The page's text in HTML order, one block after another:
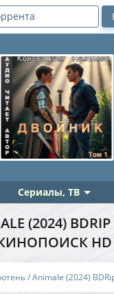
Сериалы, ТВ
(2024) BDRIP
HD
/ Animale (2024)